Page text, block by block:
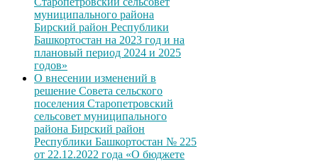
муниципального района
Бирский район Республики
Башкортостан на 2023 год и на
плановый период 2024 и 2025
годов»
О внесении изменений в
решение Совета сельского
поселения Старопетровский
сельсовет муниципального
района Бирский район
Республики Башкортостан № 225
от 22.12.2022 года «О бюджете